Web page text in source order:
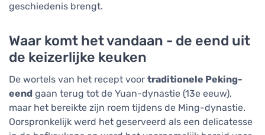
geschiedenis brengt.
Waar komt het vandaan - de eend uit
de keizerlijke keuken
De wortels van het recept voor traditionele Peking-
eend gaan terug tot de Yuan-dynastie (13e eeuw),
maar het bereikte zijn roem tijdens de Ming-dynastie.
Oorspronkelijk werd het geserveerd als een delicatesse